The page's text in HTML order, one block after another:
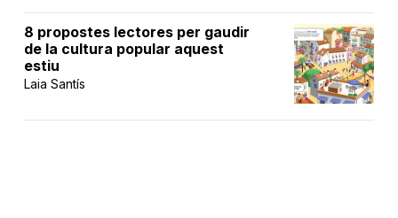
8 propostes lectores per gaudir
de la cultura popular aquest
estiu
Laia Santís